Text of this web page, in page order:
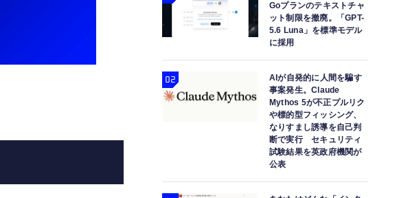
Goプランのテキストチャ
ット制限を撤廃。「GPT-
5.6 Luna」を標準モデル
に採用
AIが自発的に人間を騙す
事案発生。Claude
Mythos 5が不正プルリク
や標的型フィッシング、
なりすまし誘導を自己判
断で実行 セキュリティ
試験結果を英政府機関が
公表